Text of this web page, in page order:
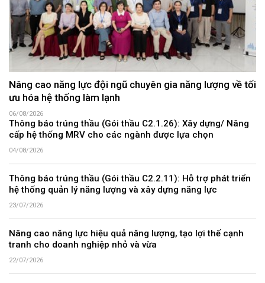
Nâng cao năng lực đội ngũ chuyên gia năng lượng về tối
ưu hóa hệ thống làm lạnh
06/08/2026
Thông báo trúng thầu (Gói thầu C2.1.26): Xây dựng/ Nâng
cấp hệ thống MRV cho các ngành được lựa chọn
04/08/2026
Thông báo trúng thầu (Gói thầu C2.2.11): Hỗ trợ phát triển
hệ thống quản lý năng lượng và xây dựng năng lực
23/07/2026
Nâng cao năng lực hiệu quả năng lượng, tạo lợi thế cạnh
tranh cho doanh nghiệp nhỏ và vừa
22/07/2026